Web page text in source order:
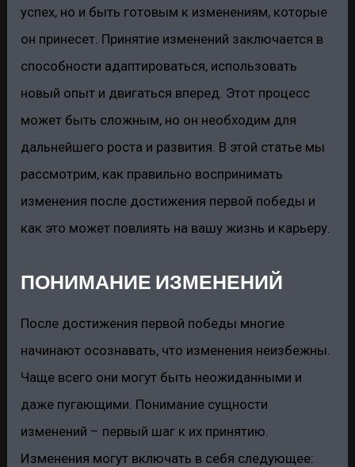
успех, но и быть готовым к изменениям, которые
он принесет. Принятие изменений заключается в
способности адаптироваться, использовать
новый опыт и двигаться вперед. Этот процесс
может быть сложным, но он необходим для
дальнейшего роста и развития. В этой статье мы
рассмотрим, как правильно воспринимать
изменения после достижения первой победы и
как это может повлиять на вашу жизнь и карьеру.
ПОНИМАНИЕ ИЗМЕНЕНИЙ
После достижения первой победы многие
начинают осознавать, что изменения неизбежны.
Чаще всего они могут быть неожиданными и
даже пугающими. Понимание сущности
изменений – первый шаг к их принятию.
Изменения могут включать в себя следующее: